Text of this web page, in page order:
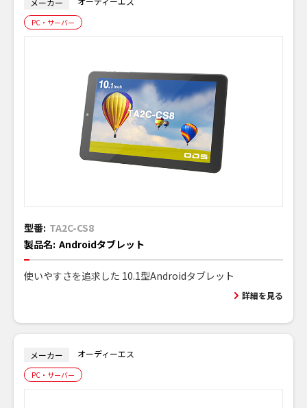
PC・サーバー
型番: TA2C-CS8
製品名: Androidタブレット
使いやすさを追求した 10.1型Androidタブレット
詳細を見る
メーカー オーディーエス
PC・サーバー